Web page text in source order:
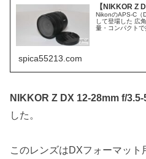
【NIKKOR Z
NikonのAPS-C（
して登場した 広
量・コンパクト
spica55213.com
NIKKOR Z DX 12-28mm f/3.5-
した。
このレンズはDXフォーマット